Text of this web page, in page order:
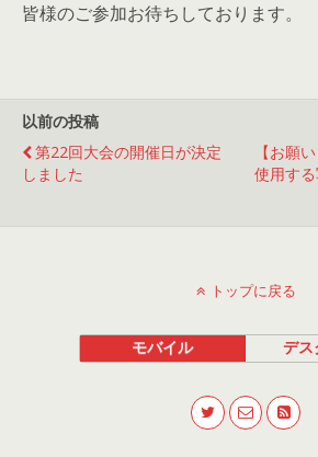
皆様のご参加お待ちしております。
以前の投稿
第22回大会の開催日が決定
しました
【お願
使用す
トップに戻る
モバイル デス